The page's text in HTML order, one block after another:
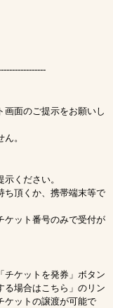
画面のご提示をお願いし
。
ください。
ち頂くか、携帯端末等で
ケット番号のみで受付が
チケットを発券」ボタン
る場合はこちら」のリン
ケットの譲渡が可能で